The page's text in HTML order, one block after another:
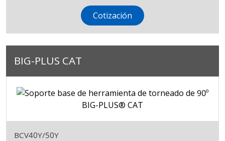
Cotización
BIG-PLUS CAT
BCV40Y/50Y